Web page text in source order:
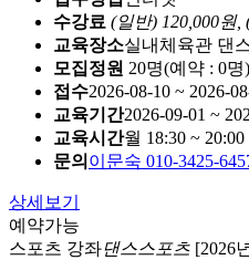
수강료 (일반) 120,000원,
교육장소실내체육관 댄
모집정원 20명(예약 : 0명)
접수2026-08-10 ~ 2026-
교육기간2026-09-01 ~
교육시간월 18:30 ~ 20:00
문의 이문숙 010-3425-
상세보기
예약가능
스포츠 강좌댄스스포츠 [2026